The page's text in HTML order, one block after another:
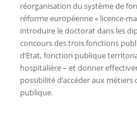
réorganisation du système de
réforme européenne « licence-
introduire le doctorat dans les
concours des trois fonctions
d’Etat, fonction publique
hospitalière – et donner
possibilité d’accéder aux métiers
publique.